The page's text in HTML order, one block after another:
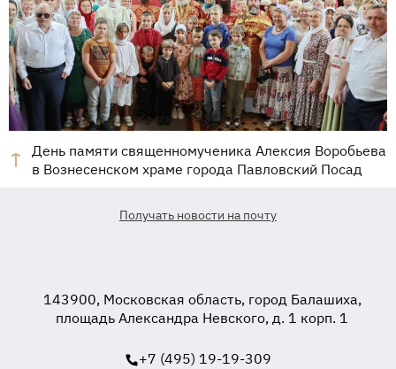
День памяти священномученика Алексия Воробьева
в Вознесенском храме города Павловский Посад
Получать новости на почту
143900, Московская область, город Балашиха,
площадь Александра Невского, д. 1 корп. 1
+7 (495) 19-19-309